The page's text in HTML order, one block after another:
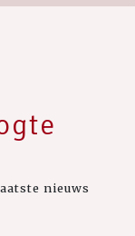
nieuws